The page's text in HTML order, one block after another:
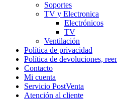
Soportes
TV y Electronica
Electrónicos
TV
Ventilación
Política de privacidad
Política de devoluciones,
Contacto
Mi cuenta
Servicio PostVenta
Atención al cliente